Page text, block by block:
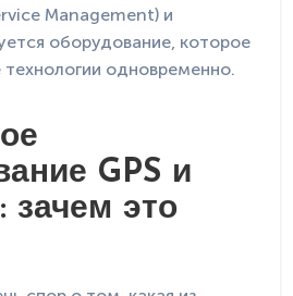
Management) и
оборудование, которое
одновременно.
GPS и
это